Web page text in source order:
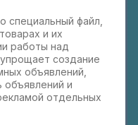
специальный файл,
и их
работы над
создание
объявлений,
объявлений и
отдельных